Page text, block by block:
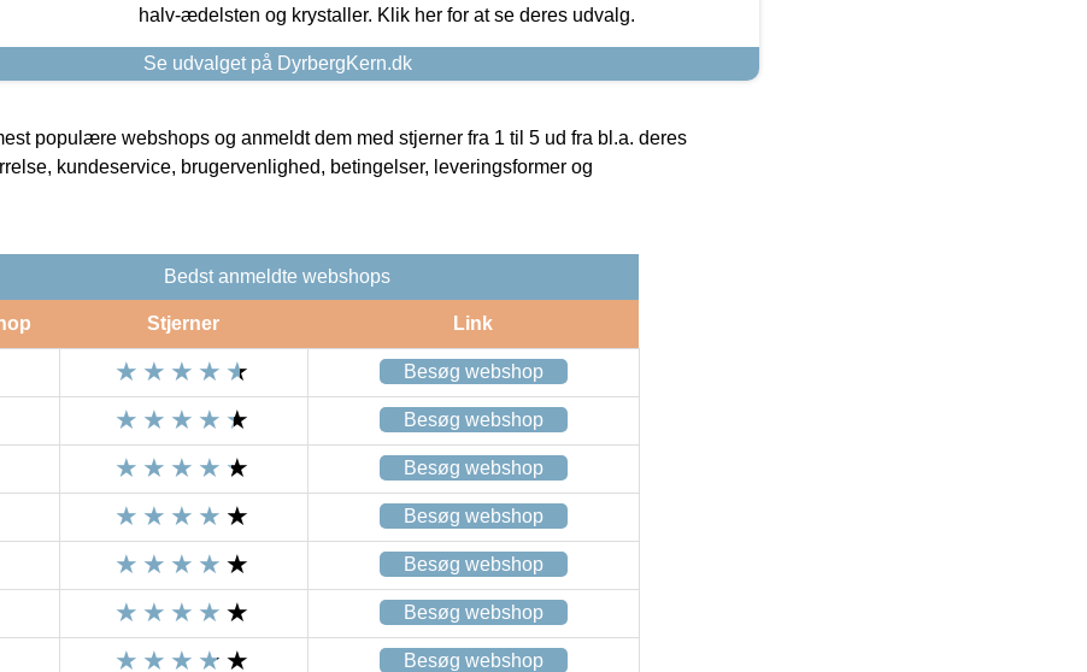
halv-ædelsten og krystaller. Klik her for at se deres udvalg.
Se udvalget på DyrbergKern.dk
populære webshops og anmeldt dem med stjerner fra 1 til 5 ud fra bl.a. deres
kundeservice, brugervenlighed, betingelser, leveringsformer og
Bedst anmeldte webshops
Stjerner Link
Besøg webshop
Besøg webshop
Besøg webshop
Besøg webshop
Besøg webshop
Besøg webshop
Besøg webshop